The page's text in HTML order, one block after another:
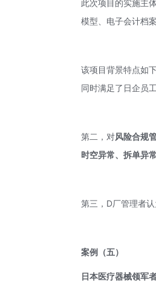
此次项目的实施主
模型、电子会计档
该项目背景特点如
同时满足了日企员
第二，对风险合规
时空异常、拆单异
第三，D厂管理者
案例 （五）
日本医疗器械领军